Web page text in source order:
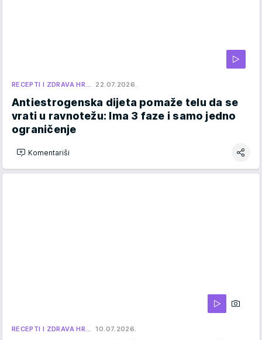
RECEPTI I ZDRAVA HR… 22.07.2026.
Antiestrogenska dijeta pomaže telu da se
vrati u ravnotežu: Ima 3 faze i samo jedno
ograničenje
Komentariši
RECEPTI I ZDRAVA HR… 10.07.2026.